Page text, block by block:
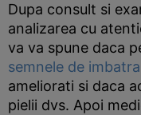
Dupa consult si
analizarea cu
va va spune daca
semnele de
ameliorati si daca
pielii dvs. Apoi